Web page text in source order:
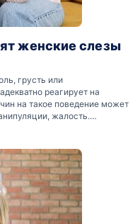
женские слезы
грусть или
реагирует на
на такое поведение может
жалость.
слез, помогут советы